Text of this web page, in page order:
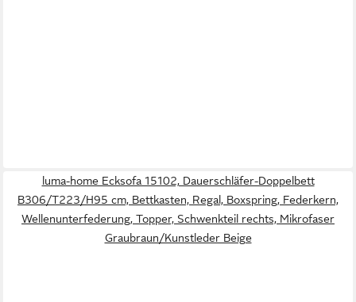
luma-home Ecksofa 15102, Dauerschläfer-Doppelbett
B306/T223/H95 cm, Bettkasten, Regal, Boxspring, Federkern,
Wellenunterfederung, Topper, Schwenkteil rechts, Mikrofaser
Graubraun/Kunstleder Beige